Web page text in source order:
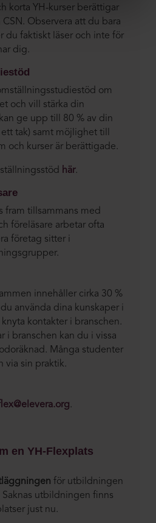
korta YH-kurser berättigar
Observera att du bara
du faktiskt läser och inte för
dig.
om
och vill stärka din
ge upp till 80 % av din
tak) samt möjlighet till
och kurser är berättigade.
här.
fram tillsammans med
föreläsare arbetar ofta
företag sitter i
innehåller cirka 30 %
använda dina kunskaper i
kontakter i branschen.
i branschen kan du i vissa
Många studenter
via sin praktik.
.
en YH-Flexplats
för utbildningen
Saknas utbildningen finns
just nu.